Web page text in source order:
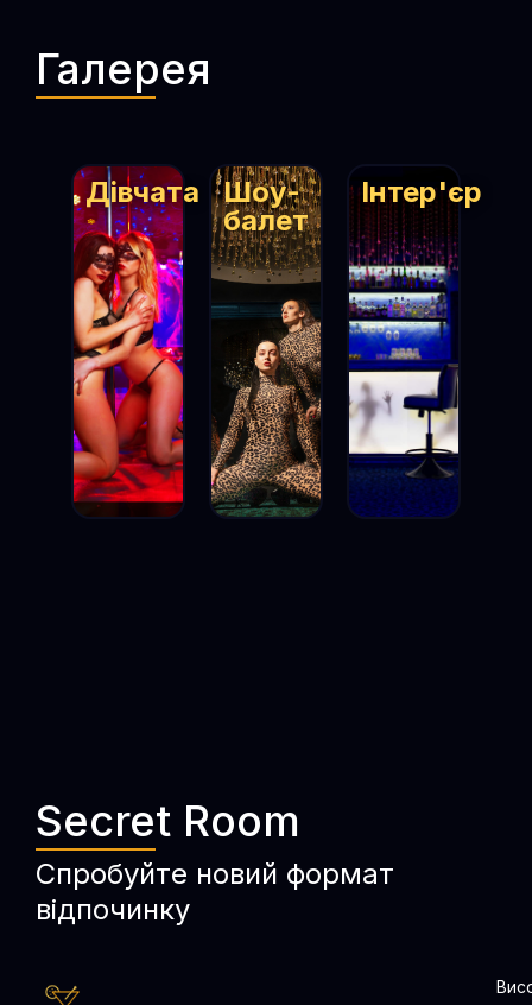
Галерея
Дівчата
Шоу-
балет
Інтер'єр
Secret Room
Cпробуйте новий формат
відпочинку